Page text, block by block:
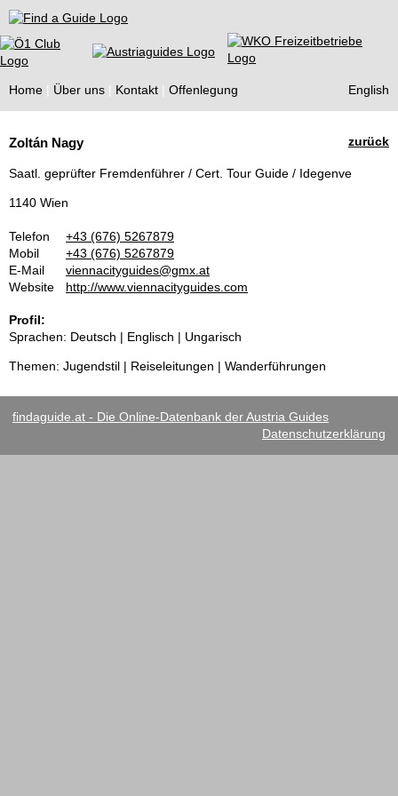
Find a Guide
Home Über uns Kontakt Offenlegung English
Guides
zurück
Zoltán Nagy
Saatl. geprüfter Fremdenführer / Cert. Tour Guide / Idegenve
1140 Wien
Telefon
+43 (676) 5267879
Mobil
+43 (676) 5267879
E-Mail
viennacityguides@gmx.at
Website
http://www.viennacityguides.com
Profil:
Sprachen: Deutsch | Englisch | Ungarisch
Themen: Jugendstil | Reiseleitungen | Wanderführungen
findaguide.at - Die Online-Datenbank der Austria Guides
Datenschutzerklärung